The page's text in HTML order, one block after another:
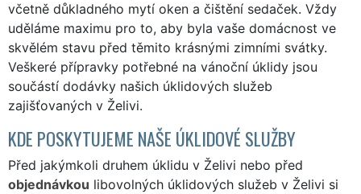
včetně důkladného mytí oken a čištění sedaček. Vždy
uděláme maximu pro to, aby byla vaše domácnost ve
skvělém stavu před těmito krásnými zimními svátky.
Veškeré přípravky potřebné na vánoční úklidy jsou
součástí dodávky našich úklidových služeb
zajišťovaných v Želivi.
KDE POSKYTUJEME NAŠE ÚKLIDOVÉ SLUŽBY
Před jakýmkoli druhem úklidu v Želivi nebo před
objednávkou libovolných úklidových služeb v Želivi si